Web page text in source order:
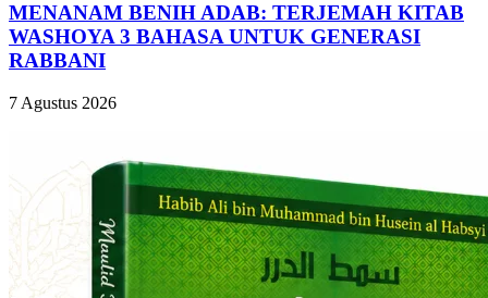
MENANAM BENIH ADAB: TERJEMAH KITAB
WASHOYA 3 BAHASA UNTUK GENERASI
RABBANI
7 Agustus 2026